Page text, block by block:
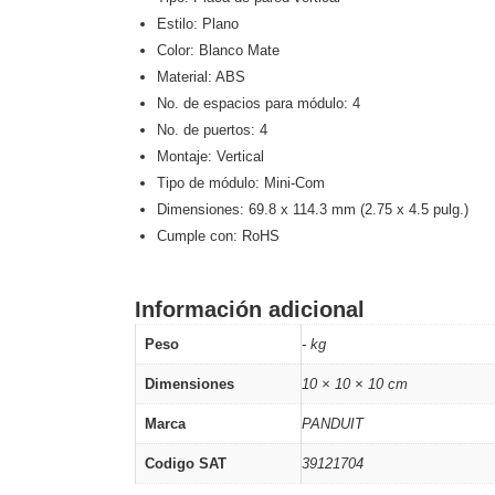
Software VMS y Analíticas
Videograbadoras Móviles,
Videoporteros e Interfonos
Accesorios
Estilo: Plano
Color: Blanco Mate
Material: ABS
No. de espacios para módulo: 4
No. de puertos: 4
Montaje: Vertical
Tipo de módulo: Mini-Com
Dimensiones: 69.8 x 114.3 mm (2.75 x 4.5 pulg.)
Cumple con: RoHS
Información adicional
Peso - kg
Dimensiones 10 × 10 × 10 cm
Marca PANDUIT
Codigo SAT 39121704